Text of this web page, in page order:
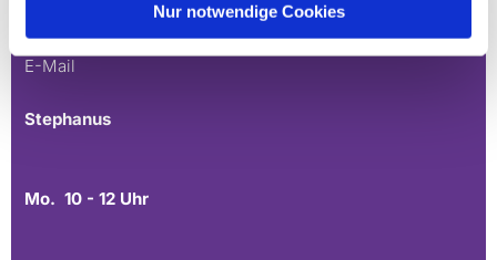
Nur notwendige Cookies
030 815 45 54
E-Mail
Stephanus
Mo. 10 - 12 Uhr